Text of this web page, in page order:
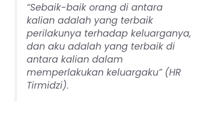
“Sebaik-baik orang di antara
kalian adalah yang terbaik
perilakunya terhadap keluarganya,
dan aku adalah yang terbaik di
antara kalian dalam
memperlakukan keluargaku” (HR
Tirmidzi).